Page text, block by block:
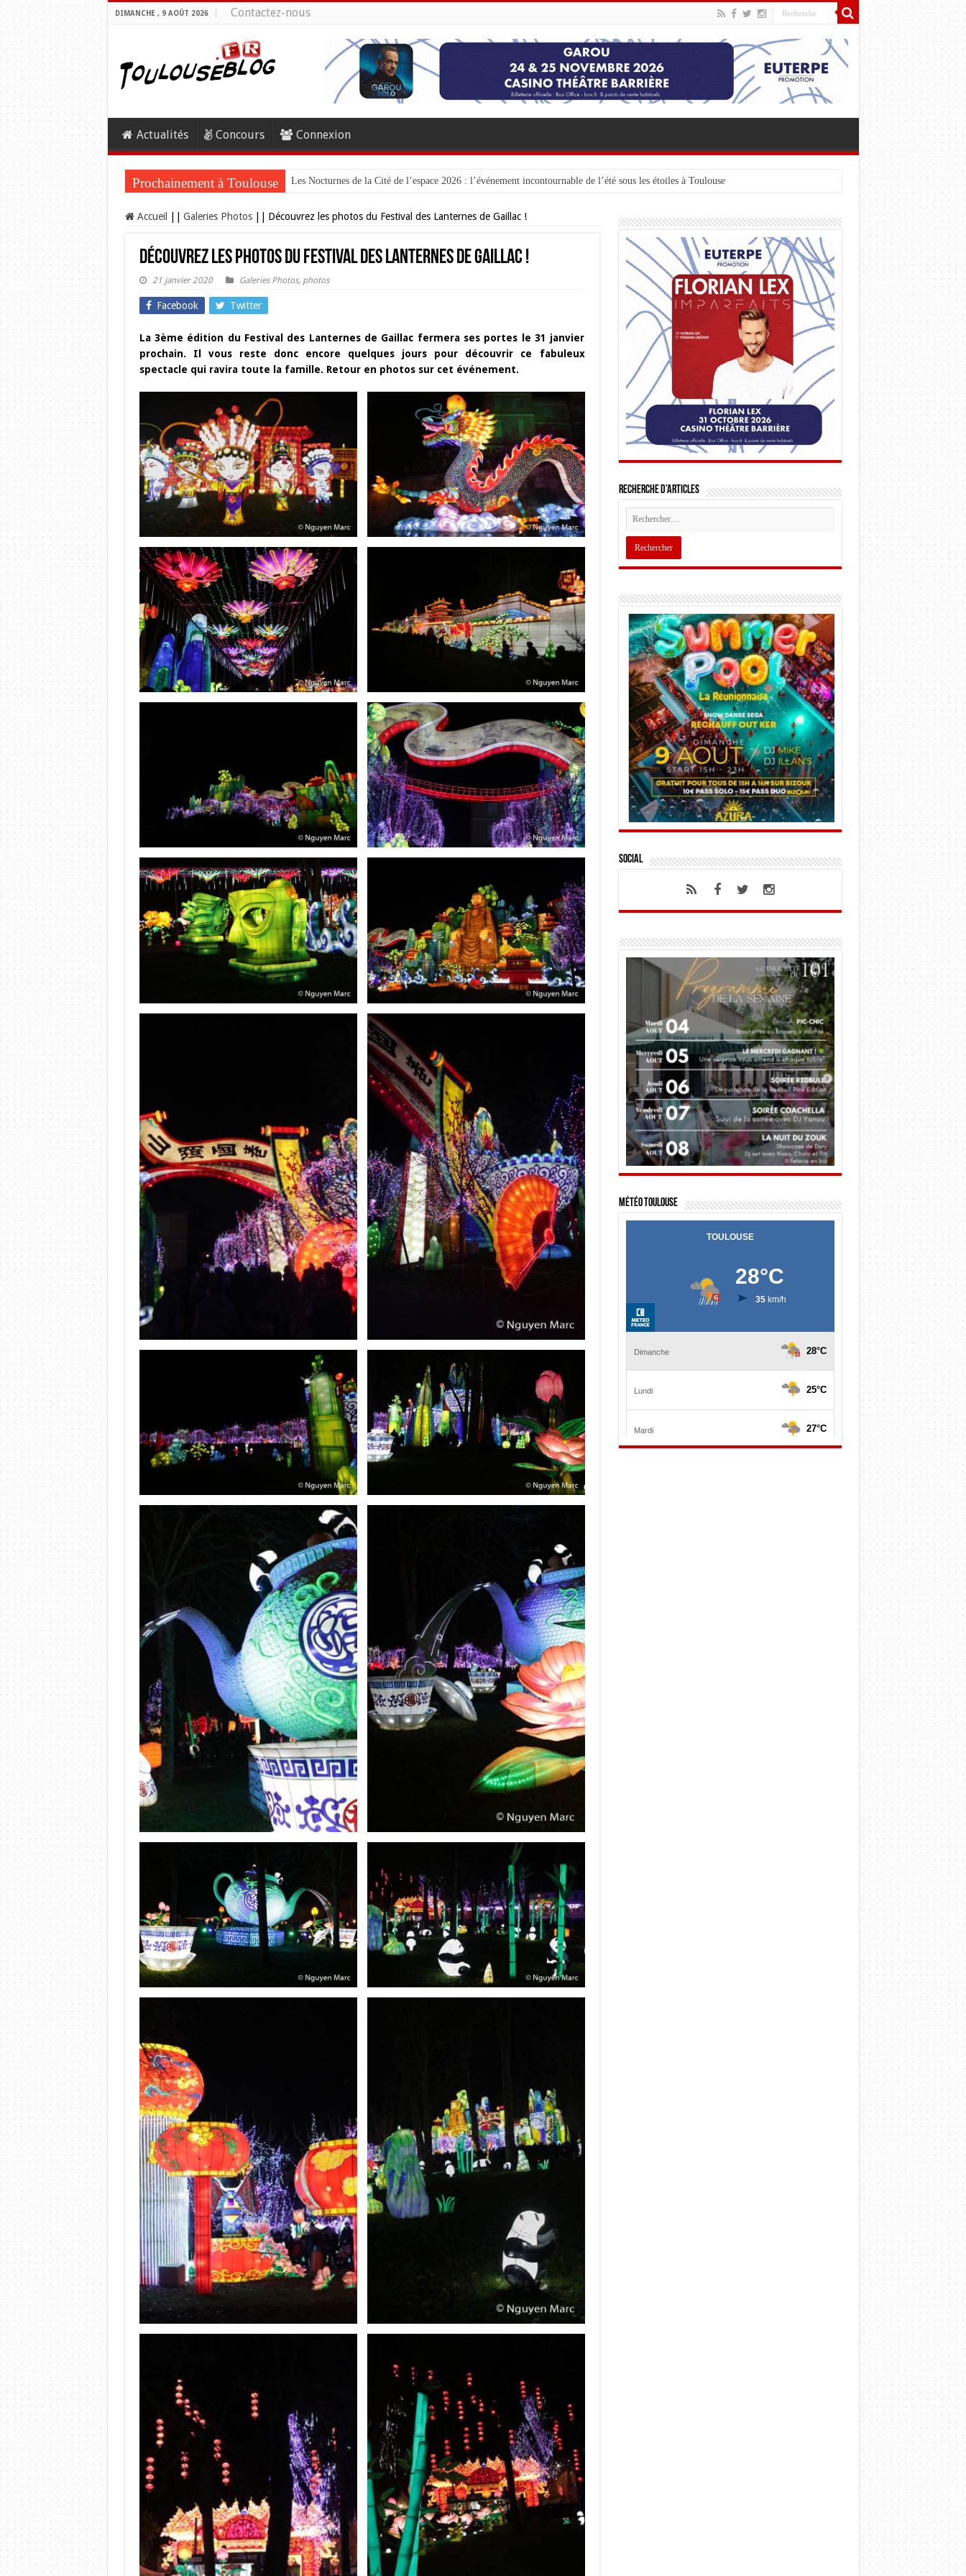
DIMANCHE , 9 AOÛT 2026 Contactez-nous
Actualités Concours Connexion
Prochainement à Toulouse Les Nocturnes de la Cité de l’espace 2026 : l’événement incontournable de l’été sous les étoiles à Toulouse
Accueil Galeries Photos Découvrez les photos du Festival des Lanternes de Gaillac !
Découvrez les photos du Festival des Lanternes de Gaillac !
21 janvier 2020 Galeries Photos, photos
Facebook Twitter
La 3ème édition du Festival des Lanternes de Gaillac fermera ses portes le 31 janvier
prochain. Il vous reste donc encore quelques jours pour découvrir ce fabuleux
spectacle qui ravira toute la famille. Retour en photos sur cet événement.
Recherche d’articles
Social
Météo Toulouse